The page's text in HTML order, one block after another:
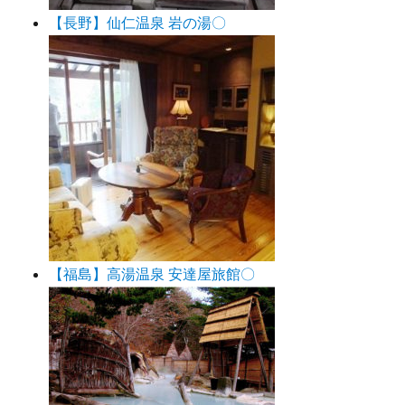
【長野】仙仁温泉 岩の湯〇
【福島】高湯温泉 安達屋旅館〇